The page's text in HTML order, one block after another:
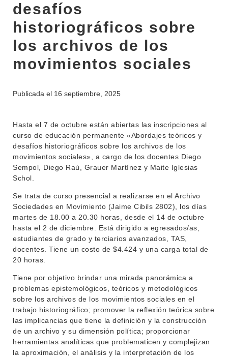
INVESTIGACIÓN
EXTENSIÓN
SERVICIOS
NOTICIAS
CONTACTO
BEDELÍA
POSGRADOS
EDUCACIÓN PERMANENTE
MOVILIDAD ACADÉMICA
desafíos
historiográficos sobre
los archivos de los
movimientos sociales
Publicada el 16 septiembre, 2025
Hasta el 7 de octubre están abiertas las inscripciones al
curso de educación permanente «Abordajes teóricos y
desafíos historiográficos sobre los archivos de los
movimientos sociales», a cargo de los docentes Diego
Sempol, Diego Raú, Grauer Martínez y Maite Iglesias
Schol.
Se trata de curso presencial a realizarse en el Archivo
Sociedades en Movimiento (Jaime Cibils 2802), los días
martes de 18.00 a 20.30 horas, desde el 14 de octubre
hasta el 2 de diciembre. Está dirigido a egresados/as,
estudiantes de grado y terciarios avanzados, TAS,
docentes. Tiene un costo de $4.424 y una carga total de
20 horas.
Tiene por objetivo brindar una mirada panorámica a
problemas epistemológicos, teóricos y metodológicos
sobre los archivos de los movimientos sociales en el
trabajo historiográfico; promover la reflexión teórica sobre
las implicancias que tiene la definición y la construcción
de un archivo y su dimensión política; proporcionar
herramientas analíticas que problematicen y complejizan
la aproximación, el análisis y la interpretación de los